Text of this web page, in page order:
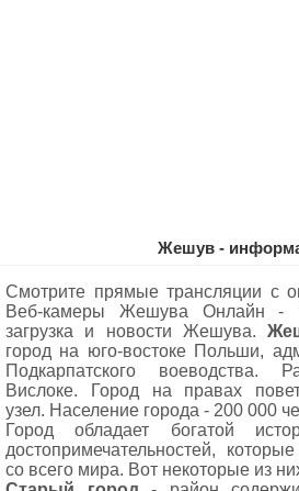
Жешув -
Смотрите прямые трансляции с
Веб-камеры Жешува Oнлайн -
загрузка и новости Жешува.
город на юго-востоке Польши,
Подкарпатского воеводства.
Вислоке. Город на правах
узел. Население города - 200 000
Город обладает богатой
достопримечательностей,
со всего мира. Вот некоторые из